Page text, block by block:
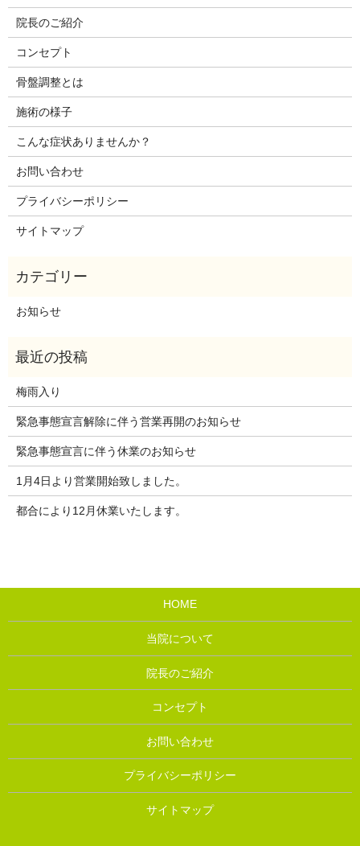
院長のご紹介
コンセプト
骨盤調整とは
施術の様子
こんな症状ありませんか？
お問い合わせ
プライバシーポリシー
サイトマップ
お知らせ
梅雨入り
緊急事態宣言解除に伴う営業再開のお知らせ
緊急事態宣言に伴う休業のお知らせ
1月4日より営業開始致しました。
都合により12月休業いたします。
HOME
当院について
院長のご紹介
コンセプト
お問い合わせ
プライバシーポリシー
サイトマップ